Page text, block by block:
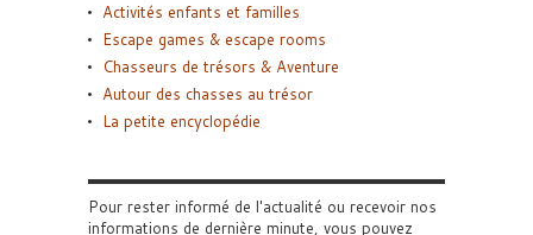
Activités enfants et familles
Escape games & escape rooms
Chasseurs de trésors & Aventure
Autour des chasses au trésor
La petite encyclopédie
Pour rester informé de l'actualité ou recevoir nos
informations de dernière minute, vous pouvez